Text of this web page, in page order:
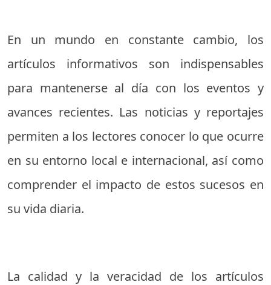
En un mundo en constante cambio, los
artículos informativos son indispensables
para mantenerse al día con los eventos y
avances recientes. Las noticias y reportajes
permiten a los lectores conocer lo que ocurre
en su entorno local e internacional, así como
comprender el impacto de estos sucesos en
su vida diaria.
La calidad y la veracidad de los artículos